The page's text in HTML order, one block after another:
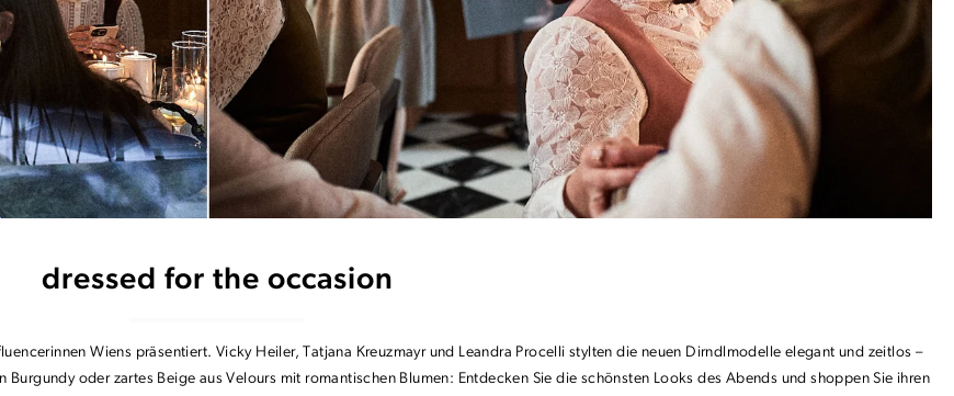
dressed for the occasion
Wiens präsentiert. Vicky Heiler, Tatjana Kreuzmayr und Leandra Procelli stylten die neuen Dirndlmodelle elegant und zeitlos –
oder zartes Beige aus Velours mit romantischen Blumen: Entdecken Sie die schönsten Looks des Abends und shoppen Sie ihren